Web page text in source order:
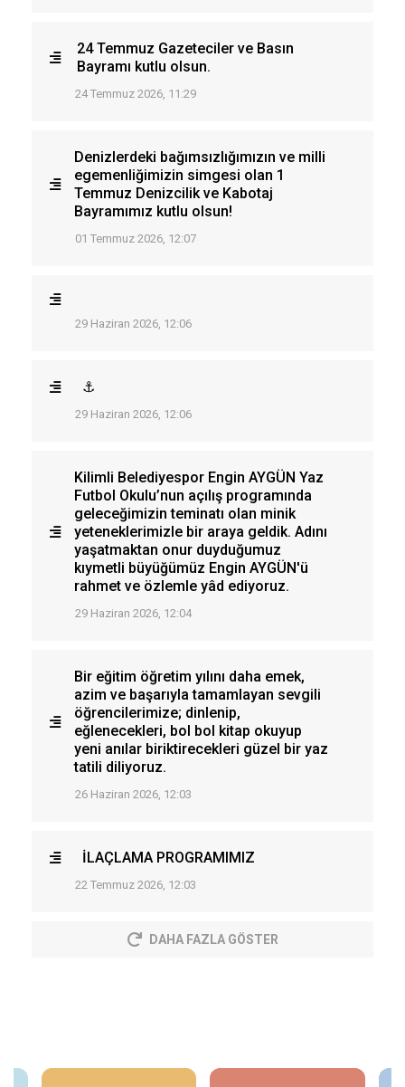
24 Temmuz Gazeteciler ve Basın
Bayramı kutlu olsun.
24 Temmuz 2026, 11:29
Denizlerdeki bağımsızlığımızın ve milli
egemenliğimizin simgesi olan 1
Temmuz Denizcilik ve Kabotaj
Bayramımız kutlu olsun!
01 Temmuz 2026, 12:07
29 Haziran 2026, 12:06
⚓
29 Haziran 2026, 12:06
Kilimli Belediyespor Engin AYGÜN Yaz
Futbol Okulu’nun açılış programında
geleceğimizin teminatı olan minik
yeteneklerimizle bir araya geldik. Adını
yaşatmaktan onur duyduğumuz
kıymetli büyüğümüz Engin AYGÜN'ü
rahmet ve özlemle yâd ediyoruz.
29 Haziran 2026, 12:04
Bir eğitim öğretim yılını daha emek,
azim ve başarıyla tamamlayan sevgili
öğrencilerimize; dinlenip,
eğlenecekleri, bol bol kitap okuyup
yeni anılar biriktirecekleri güzel bir yaz
tatili diliyoruz.
26 Haziran 2026, 12:03
İLAÇLAMA PROGRAMIMIZ
22 Temmuz 2026, 12:03
DAHA FAZLA GÖSTER